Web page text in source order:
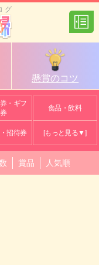
グ
懸賞のコツ
・ギフ
券
食品・飲料
招待券 [もっと見る▼]
賞品 人気順